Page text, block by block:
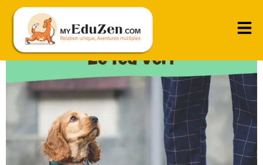
Passer les portes dans le calme